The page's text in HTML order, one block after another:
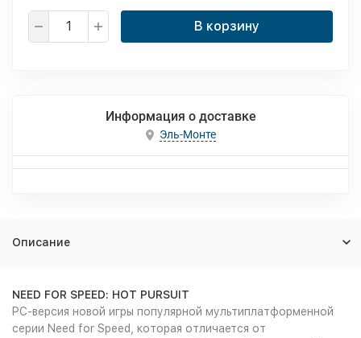
В корзину
Информация о доставке
Эль-Монте
Описание
NEED FOR SPEED: HOT PURSUIT
PC-версия новой игры популярной мультиплатформенной
серии Need for Speed, которая отличается от